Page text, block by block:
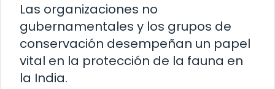
Las organizaciones no
gubernamentales y los grupos de
conservación desempeñan un papel
vital en la protección de la fauna en
la India.